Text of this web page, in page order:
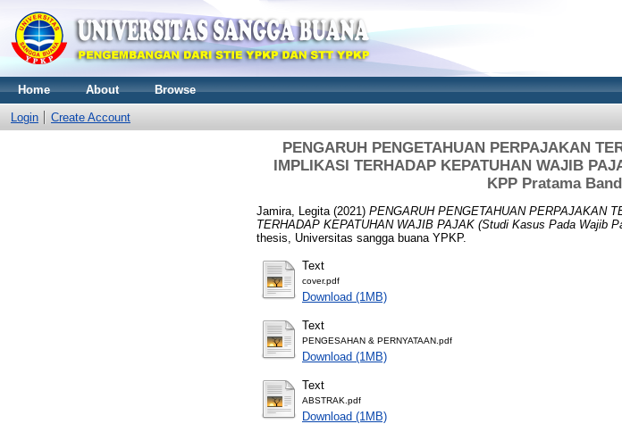
Home About Browse
Login Create Account
PENGARUH PENGETAHUAN PERPAJAKAN
IMPLIKASI TERHADAP KEPATUHAN WAJIB
KPP Pratama
Jamira, Legita (2021) PENGARUH PENGETAHUAN PERPAJAKAN
TERHADAP KEPATUHAN WAJIB PAJAK (Studi Kasus Pada Wajib
thesis, Universitas sangga buana YPKP.
Text
cover.pdf
Download (1MB)
Text
PENGESAHAN & PERNYATAAN.pdf
Download (1MB)
Text
ABSTRAK.pdf
Download (1MB)